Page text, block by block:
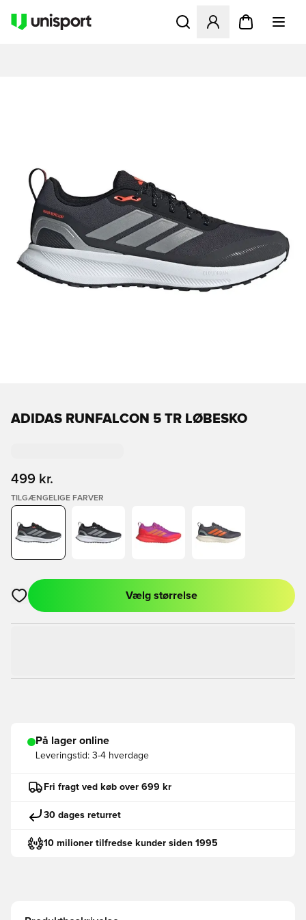
Åbner en Modal til at
ADIDAS RUNFALCON 5 TR LØBESKO
499 kr.
TILGÆNGELIGE FARVER
Åbner en Modal til at logge ind eller tilmelde dig som medlem
Vælg størrelse
På lager online
Leveringstid: 3-4 hverdage
Fri fragt ved køb over 699 kr
30 dages returret
10 milioner tilfredse kunder siden 1995